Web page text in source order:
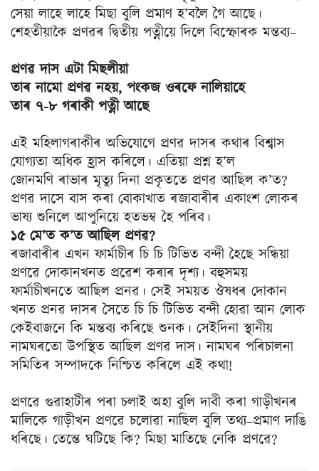
সেয়া লাহে লাহে মিছা বুলি প্ৰমাণ হ’বলৈ গৈ আছে।
শেহতীয়াকৈ প্ৰণৱৰ দ্বিতীয় পত্নীয়ে দিলে বিস্ফোৰক মন্তব্য–
প্ৰণৱ দাস এটা মিছলীয়া
তাৰ নামো প্ৰণৱ নহয়, পংকজ ওৰফে নালিয়াহে
তাৰ ৭-৮ গৰাকী পত্নী আছে
এই মহিলাগৰাকীৰ অভিযোগে প্ৰণৱ দাসৰ কথাৰ বিশ্বাস
যোগ্যতা অধিক হ্ৰাস কৰিলে। এতিয়া প্ৰশ্ন হ’ল
জোনমণি ৰাভাৰ মৃত্যু দিনা প্ৰকৃততে প্ৰণৱ আছিল ক’ত?
প্ৰণৱ দাসে বাস কৰা বোকাখাত ৰজাবাৰীৰ একাংশ লোকৰ
ভাষ্য শুনিলে আপুনিয়ে হতভম্ব হৈ পৰিব।
১৫ মে’ত ক’ত আছিল প্ৰণৱ?
ৰজাবাৰীৰ এখন ফাৰ্মাচীৰ চি চি টিভিত বন্দী হৈছে সন্ধিয়া
প্ৰণৱে দোকানখনত প্ৰৱেশ কৰাৰ দৃশ্য। বহুসময়
ফাৰ্মাচীখনতে আছিল প্ৰনৱ। সেই সময়ত ঔষধৰ দোকান
খনত প্ৰনৱ দাসৰ সৈতে চি চি টিভিত বন্দী হোৱা আন লোক
কেইবাজনে কি মন্তব্য কৰিছে শুনক। সেইদিনা স্থানীয়
নামঘৰতো উপস্থিত আছিল প্ৰণৱ দাস। নামঘৰ পৰিচালনা
সমিতিৰ সম্পাদকে নিশ্চিত কৰিলে এই কথা!
প্ৰণৱে গুৱাহাটীৰ পৰা চলাই অহা বুলি দাবী কৰা গাড়ীখনৰ
মালিকে গাড়ীখন প্ৰণৱে চলোৱা নাছিল বুলি তথ্য–প্ৰমাণ দাঙি
ধৰিছে। তেন্তে ঘটিছে কি? মিছা মাতিছে নেকি প্ৰণৱে?